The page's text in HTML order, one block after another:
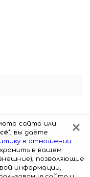
×
сайта или
, вы даёте
в отношении
в вашем
позволяющие
информации,